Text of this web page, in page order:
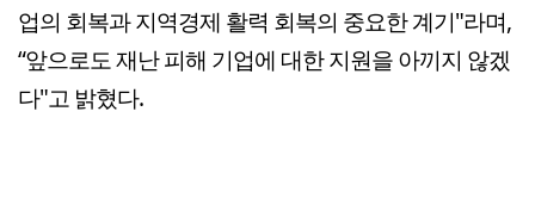
업의 회복과 지역경제 활력 회복의 중요한 계기"라며,
“앞으로도 재난 피해 기업에 대한 지원을 아끼지 않겠
다"고 밝혔다.